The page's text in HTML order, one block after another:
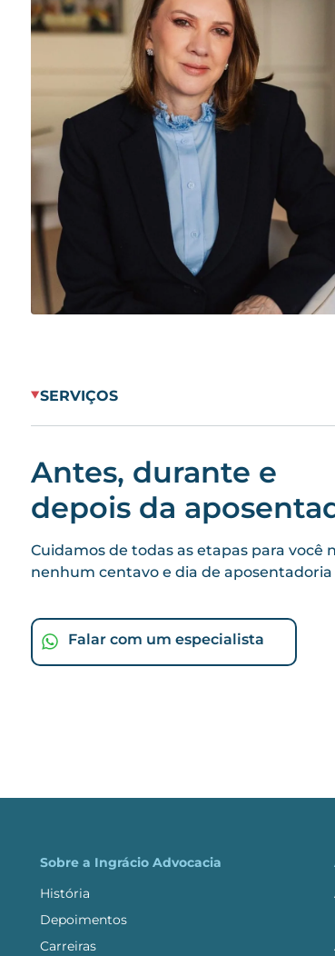
SERVIÇOS
Antes, durante e
depois da
Cuidamos de todas as etapas para você
nenhum centavo e dia de aposentadoria
Falar com um especialista
Sobre a Ingrácio Advocacia
História
Depoimentos
Carreiras